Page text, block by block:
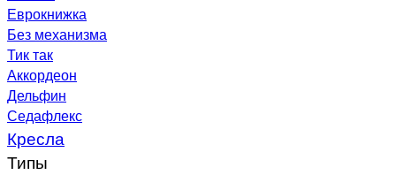
Еврокнижка
Без механизма
Тик так
Аккордеон
Дельфин
Седафлекс
Кресла
Типы